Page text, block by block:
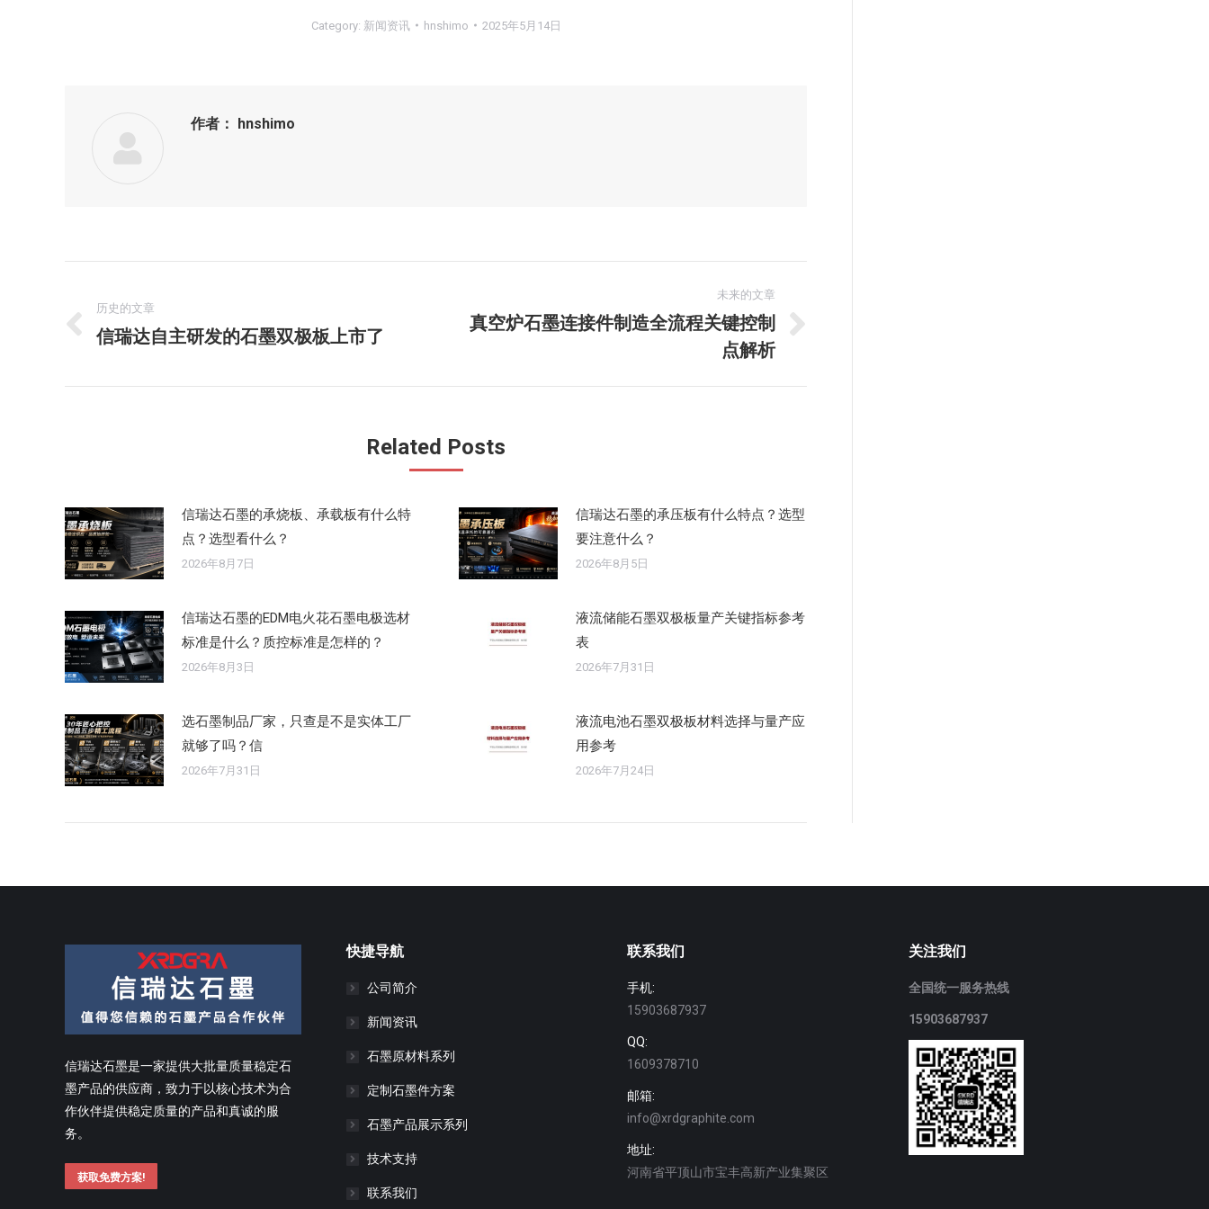
Category: 新闻资讯 hnshimo 2025年5月14日
作者： hnshimo
章
航
历史的文章
历
的
信瑞达自主研发的石墨双极板上市了
未来的文章
未
的
真空炉石墨连接件制造全流程关键控制
点解析
Related Posts
信瑞达石墨的承烧板、承载板有什么特
点？选型看什么？
2026年8月7日
信瑞达石墨的承压板有什么特点？选型
要注意什么？
2026年8月5日
信瑞达石墨的EDM电火花石墨电极选材
标准是什么？质控标准是怎样的？
2026年8月3日
液流储能石墨双极板量产关键指标参考
表
2026年7月31日
选石墨制品厂家，只查是不是实体工厂
就够了吗？信
2026年7月31日
液流电池石墨双极板材料选择与量产应
用参考
2026年7月24日
信瑞达石墨是一家提供大批量质量稳定石
墨产品的供应商，致力于以核心技术为合
作伙伴提供稳定质量的产品和真诚的服
务。
获取免费方案!
快捷导航
公司简介
新闻资讯
石墨原材料系列
定制石墨件方案
石墨产品展示系列
技术支持
联系我们
联系我们
手机:
15903687937
QQ:
1609378710
邮箱:
info@xrdgraphite.com
地址:
河南省平顶山市宝丰高新产业集聚区
关注我们
全国统一服务热线
15903687937